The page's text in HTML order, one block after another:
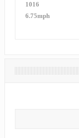
1016
6.75mph